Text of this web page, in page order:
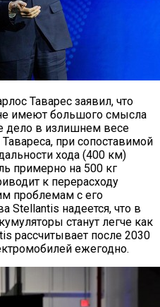
Таварес заявил, что
имеют большого смысла
дело в излишнем весе
при сопоставимой
хода (400 км)
примерно на 500 кг
к перерасходу
проблемам с его
Stellantis надеется, что в
станут легче как
рассчитывает после 2030
ежегодно.